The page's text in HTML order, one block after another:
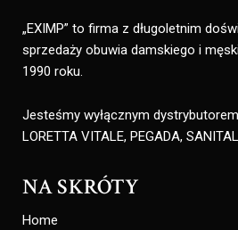
„EXIMP” to firma z długoletnim
sprzedaży obuwia damskiego i
1990 roku.
Jesteśmy wyłącznym
LORETTA VITALE, PEGADA,
NA SKRÓTY
Home